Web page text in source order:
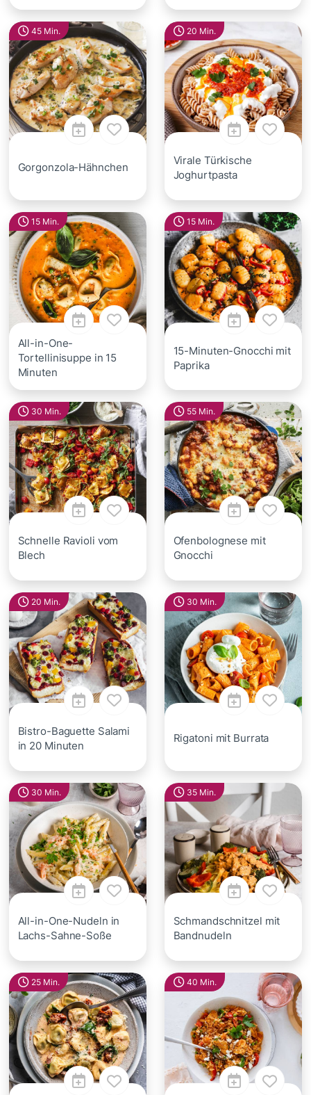
45 Min.
Gorgonzola-Hähnchen
20 Min.
Virale Türkische
Joghurtpasta
15 Min.
All-in-One-
Tortellinisuppe in 15
Minuten
15 Min.
15-Minuten-Gnocchi mit
Paprika
30 Min.
Schnelle Ravioli vom
Blech
55 Min.
Ofenbolognese mit
Gnocchi
20 Min.
Bistro-Baguette Salami
in 20 Minuten
30 Min.
Rigatoni mit Burrata
30 Min.
All-in-One-Nudeln in
Lachs-Sahne-Soße
35 Min.
Schmandschnitzel mit
Bandnudeln
25 Min. 40 Min.